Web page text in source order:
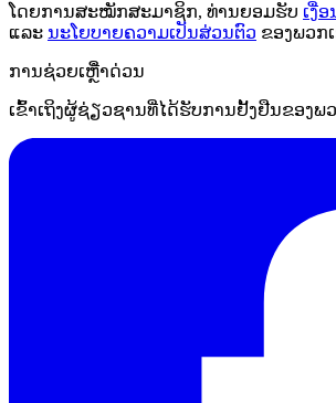
ໂດຍການສະໝັກສະມາຊິກ, ທ່ານຍອມຮັບ ເງື່
ແລະ ນະໂຍບາຍຄວາມເປັນສ່ວນຕົວ ຂອງພວກ
ການຊ່ວຍເຫຼືໍາດ່ວນ
ເຂົ້າເຖິງຜູ້ຊ່ຽວຊານທີ່ໄດ້ຮັບການຢັ້ງຢືນຂອງພ